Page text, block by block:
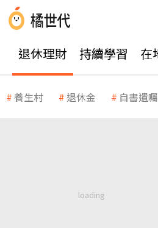
退休理財 持續學習 在
養生村 退休金 自書遺囑